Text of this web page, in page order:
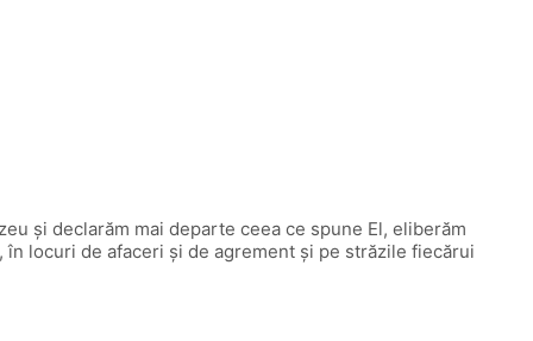
şi declarăm mai departe ceea ce spune El, eliberăm
locuri de afaceri şi de agrement şi pe străzile fiecărui